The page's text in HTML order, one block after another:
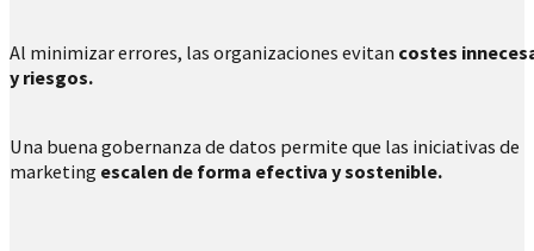
Al minimizar errores, las organizaciones evitan costes
y riesgos.
Una buena gobernanza de datos permite que las iniciativas de
marketing escalen de forma efectiva y sostenible.